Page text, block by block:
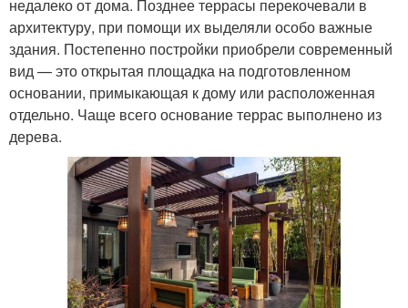
недалеко от дома. Позднее террасы перекочевали в
архитектуру, при помощи их выделяли особо важные
здания. Постепенно постройки приобрели современный
вид — это открытая площадка на подготовленном
основании, примыкающая к дому или расположенная
отдельно. Чаще всего основание террас выполнено из
дерева.